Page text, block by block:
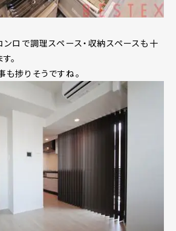
ンロで調理スペース・収納スペースも十
。
捗りそうですね。